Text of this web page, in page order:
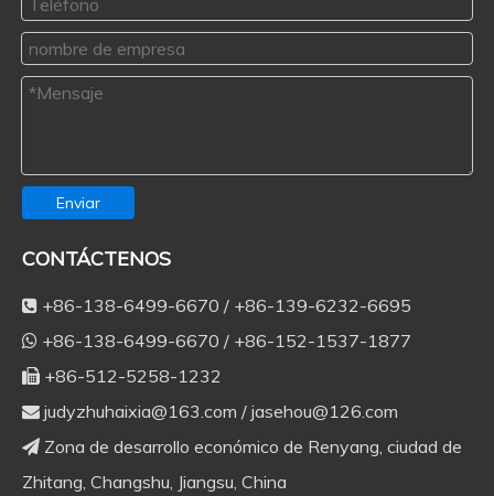
Enviar
CONTÁCTENOS
 +86-138-6499-6670 / +86-139-6232-6695
 +86-138-6499-6670 / +86-152-1537-1877
 +86-512-5258-1232
 judyzhuhaixia@163.com / jasehou@126.com
 Zona de desarrollo económico de Renyang, ciudad de
Zhitang, Changshu, Jiangsu, China